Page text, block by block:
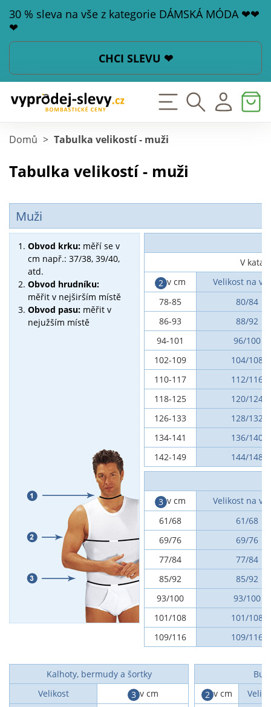
30 % sleva na vše z kategorie DÁMSKÁ MÓDA ❤❤
❤
CHCI SLEVU ❤
Domů > Tabulka velikostí - muži
Tabulka velikostí - muži
Muži
Obvod krku: měří se v
cm např.: 37/38, 39/40,
atd.
Obvod hrudníku:
měřit v nejširším místě
Obvod pasu: měřit v
nejužším místě
V
2 v cm
Velikost na
78-85
80/84
86-93
88/92
94-101
96/100
102-109
104/108
110-117
112/116
118-125
120/124
126-133
128/132
134-141
136/140
142-149
144/148
3 v cm
Velikost na
61/68
61/68
69/76
69/76
77/84
77/84
85/92
85/92
93/100
93/100
101/108
101/108
109/116
109/116
Kalhoty, bermudy a šortky
Velikost
3 v cm
2 v cm